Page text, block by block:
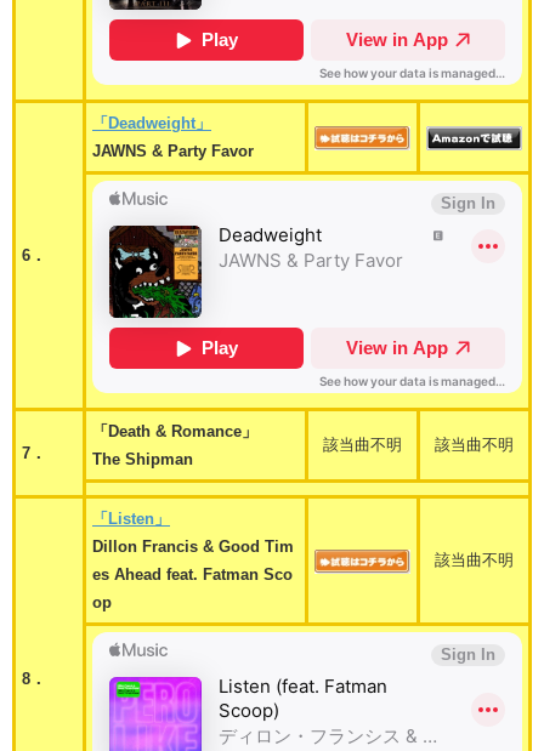
6．
「Deadweight」
JAWNS & Party Favor
7．
「Death & Romance」
The Shipman
該当曲不明 該当曲不明
8．
「Listen」
Dillon Francis & Good Tim
es Ahead feat. Fatman Sco
op
該当曲不明